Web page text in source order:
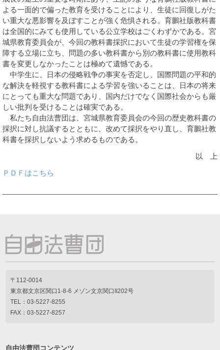
よる一面的で偏った教育を受けることにより、生徒に回復しがた
い重大な悪影響を及ぼすことが強く危惧される。育鵬社版教科書
は全国的にみても使用している公立学校はごくわずかである。宮
城県教育委員会が、今回の教科書採択において生徒の学習権を保
障する立場に立ち、問題の多い教科書から別の教科書に使用教科
書を変更しなかったことは極めて遺憾である。
中学生に、日本の侵略戦争の事実を否定し、国際問題の平和的
な解決を軽視する教科書による学習を強いることは、日本の将来
にとっても重大な問題であり、国内だけでなく国際社会からも厳
しい批判を受けることは確実である。
私たち自由法曹団は、宮城県教育委員会の今回の歴史教科書の
採択に対し抗議するとともに、改めて採択をやり直し、育鵬社教
科書を採択しないよう求めるものである。
以 上
ＰＤＦはこちら
〒112-0014
東京都文京区関口1-8-6 メゾン文京関口II202号
TEL：03-5227-8255
FAX：03-5227-8257
自由法曹団コンテンツ